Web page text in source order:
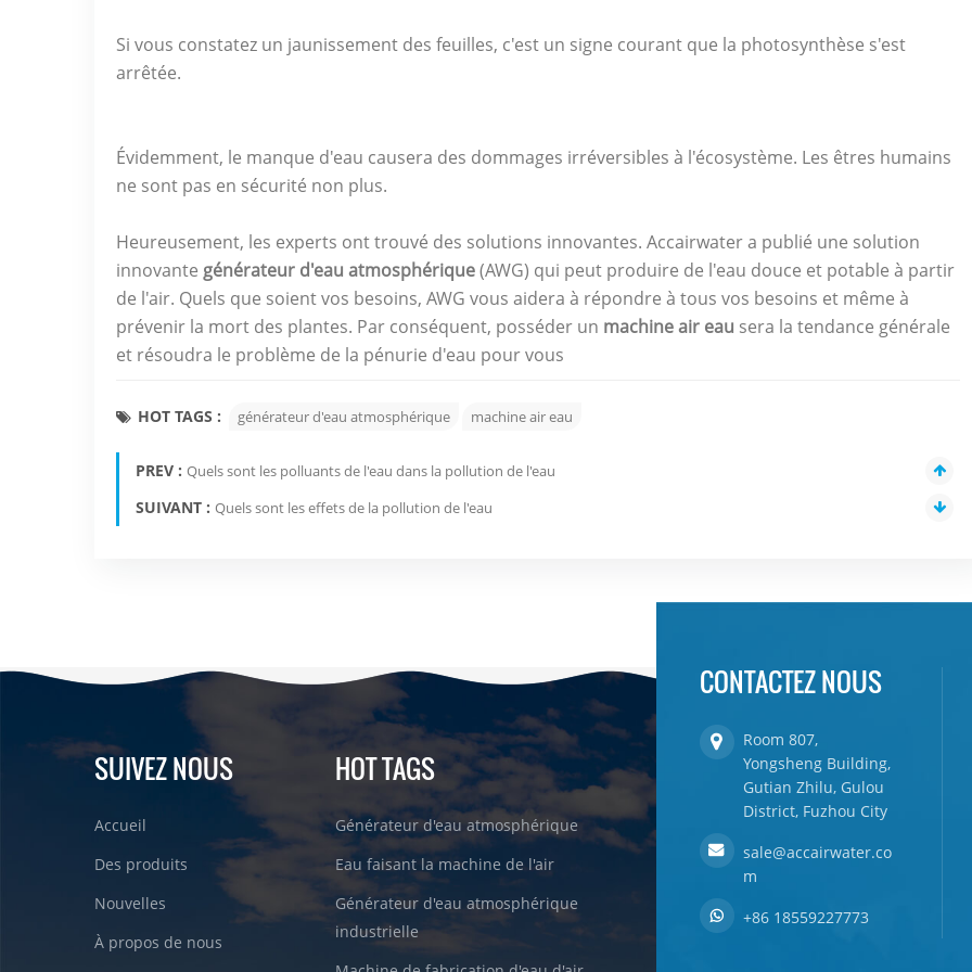
Si vous constatez un jaunissement des feuilles, c'est un signe courant que la photosynthèse s'est
arrêtée.
Évidemment, le manque d'eau causera des dommages irréversibles à l'écosystème. Les êtres humains
ne sont pas en sécurité non plus.
Heureusement, les experts ont trouvé des solutions innovantes. Accairwater a publié une solution
innovante générateur d'eau atmosphérique(AWG) qui peut produire de l'eau douce et potable à partir
de l'air. Quels que soient vos besoins, AWG vous aidera à répondre à tous vos besoins et même à
prévenir la mort des plantes. Par conséquent, posséder un machine air eau sera la tendance générale
et résoudra le problème de la pénurie d'eau pour vous
HOT TAGS : générateur d'eau atmosphérique machine air eau
PREV : Quels sont les polluants de l'eau dans la pollution de l'eau
SUIVANT : Quels sont les effets de la pollution de l'eau
SUIVEZ NOUS
Accueil
Des produits
Nouvelles
À propos de nous
HOT TAGS
Générateur d'eau atmosphérique
Eau faisant la machine de l'air
Générateur d'eau atmosphérique
industrielle
CONTACTEZ NOUS
Room 807,
Yongsheng Building,
Gutian Zhilu, Gulou
District, Fuzhou City
sale@accairwater.co
m
+86 18559227773